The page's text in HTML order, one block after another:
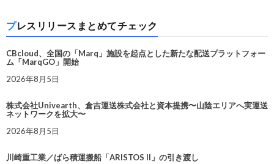
プレスリリースまとめてチェック
CBcloud、全国の「Marq」施設を起点とした新たな配送プラットフォー
ム「MarqGO」開始
2026年8月5日
株式会社Univearth、倉吉運送株式会社と資本提携〜山陰エリアへ実運送
ネットワークを拡大〜
2026年8月5日
川崎重工業／ばら積運搬船「ARISTOS II」の引き渡し